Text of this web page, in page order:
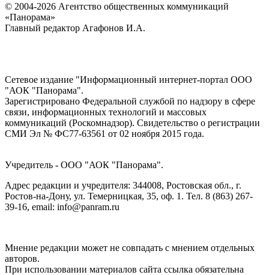
© 2004-2026 Агентство общественных коммуникаций
«Панорама»
Главный редактор Агафонов И.А.
Сетевое издание "Информационный интернет-портал ООО
"АОК "Панорама".
Зарегистрировано Федеральной службой по надзору в сфере
связи, информационных технологий и массовых
коммуникаций (Роскомнадзор). Cвидетельство о регистрации
СМИ Эл № ФС77-63561 от 02 ноября 2015 года.
Учредитель - ООО "АОК "Панорама".
Адрес редакции и учредителя: 344008, Ростовская обл., г.
Ростов-на-Дону, ул. Темерницкая, 35, оф. 1. Тел. 8 (863) 267-
39-16, email: info@panram.ru
Мнение редакции может не совпадать с мнением отдельных
авторов.
При использовании материалов сайта ссылка обязательна